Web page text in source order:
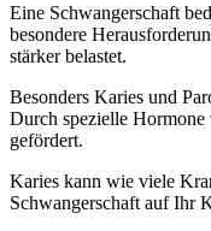
Eine Schwangerschaft
besondere
stärker belastet.
Besonders Karies und
Durch spezielle
gefördert.
Karies kann wie viele
Schwangerschaft auf Ihr